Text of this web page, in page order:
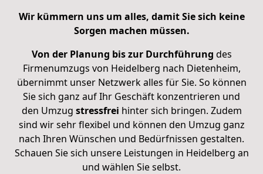
Wir kümmern uns um alles, damit Sie sich keine
Sorgen machen müssen.
Von der Planung bis zur Durchführung des
Firmenumzugs von Heidelberg nach Dietenheim,
übernimmt unser Netzwerk alles für Sie. So können
Sie sich ganz auf Ihr Geschäft konzentrieren und
den Umzug stressfrei hinter sich bringen. Zudem
sind wir sehr flexibel und können den Umzug ganz
nach Ihren Wünschen und Bedürfnissen gestalten.
Schauen Sie sich unsere Leistungen in Heidelberg an
und wählen Sie selbst.